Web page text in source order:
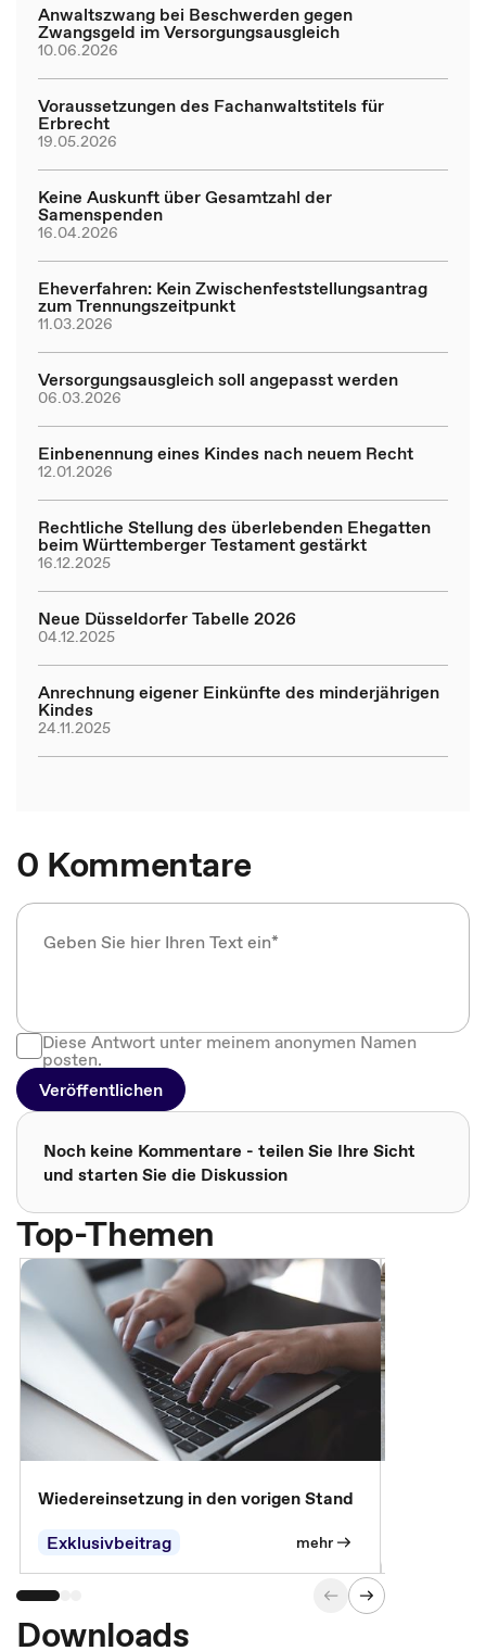
Anwaltszwang bei Beschwerden gegen
Zwangsgeld im Versorgungsausgleich
10.06.2026
Voraussetzungen des Fachanwaltstitels für
Erbrecht
19.05.2026
Keine Auskunft über Gesamtzahl der
Samenspenden
16.04.2026
Eheverfahren: Kein Zwischenfeststellungsantrag
zum Trennungszeitpunkt
11.03.2026
Versorgungsausgleich soll angepasst werden
06.03.2026
Einbenennung eines Kindes nach neuem Recht
12.01.2026
Rechtliche Stellung des überlebenden Ehegatten
beim Württemberger Testament gestärkt
16.12.2025
Neue Düsseldorfer Tabelle 2026
04.12.2025
Anrechnung eigener Einkünfte des minderjährigen
Kindes
24.11.2025
0 Kommentare
Diese Antwort unter meinem anonymen Namen
posten.
Veröffentlichen
Noch keine Kommentare - teilen Sie Ihre Sicht
und starten Sie die Diskussion
Top-Themen
Wiedereinsetzung in den vorigen Stand
Exklusivbeitrag
mehr
Downloads